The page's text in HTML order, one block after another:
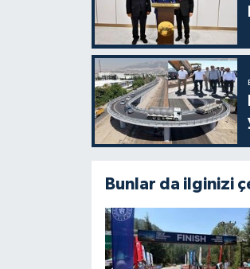
Bunlar da ilginizi